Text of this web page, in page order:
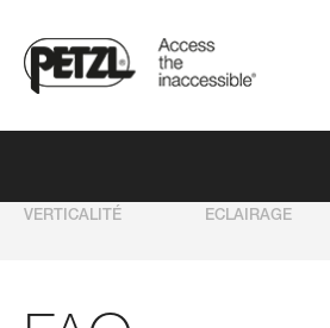
VERTICALITÉ ECLAIRAGE